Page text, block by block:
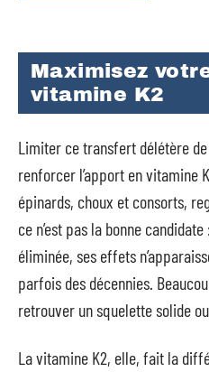
Maximisez
vitamine K2
Limiter ce transfert délétère
renforcer l’apport en vitamine
épinards, choux et consorts,
ce n’est pas la bonne
éliminée, ses effets
parfois des décennies.
retrouver un squelette solide
La vitamine K2, elle, fait la